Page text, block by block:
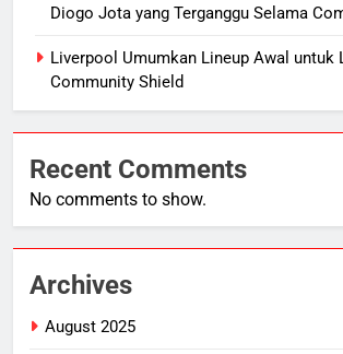
Diogo Jota yang Terganggu Selama
Liverpool Umumkan Lineup Awal untuk
Community Shield
Recent Comments
No comments to show.
Archives
August 2025